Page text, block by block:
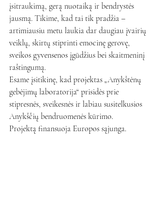
įsitraukimą, gerą nuotaiką ir bendrystės
jausmą. Tikime, kad tai tik pradžia –
artimiausiu metu laukia dar daugiau įvairių
veiklų, skirtų stiprinti emocinę gerovę,
sveikos gyvensenos įgūdžius bei skaitmeninį
raštingumą.
Esame įsitikinę, kad projektas „Anykštėnų
gebėjimų laboratorija“ prisidės prie
stipresnės, sveikesnės ir labiau susitelkusios
Anykščių bendruomenės kūrimo.
Projektą finansuoja Europos sąjunga.